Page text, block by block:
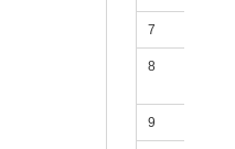
7
8
9